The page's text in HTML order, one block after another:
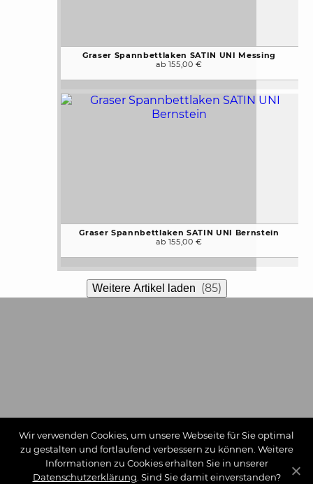
Graser Spannbettlaken SATIN UNI Messing
ab 155,00 €
Graser Spannbettlaken SATIN UNI Bernstein
ab 155,00 €
Weitere Artikel laden (85)
Wir verwenden Cookies, um unsere Webseite für Sie optimal
zu gestalten und fortlaufend verbessern zu können. Weitere
Informationen zu Cookies erhalten Sie in unserer
Datenschutzerklärung . Sind Sie damit einverstanden?